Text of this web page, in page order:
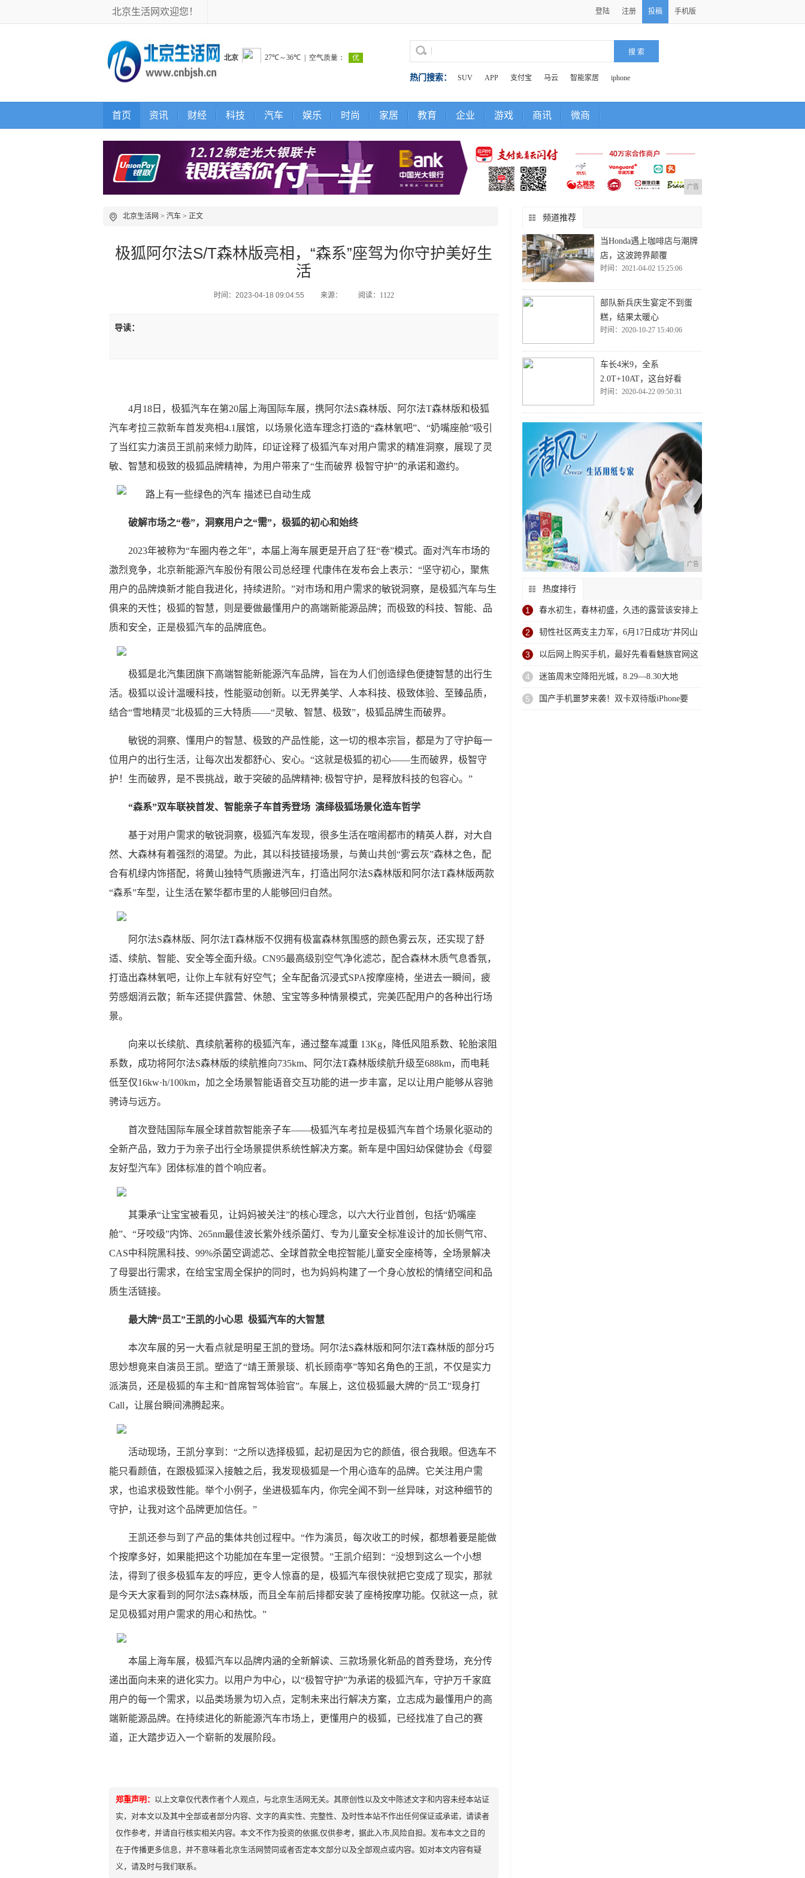
北京生活网欢迎您！ 登陆 注册 投稿 手机版
热门搜索： SUV APP 支付宝 马云 智能家居 iphone
首页 资讯 财经 科技 汽车 娱乐 时尚 家居 教育 企业 游戏 商讯 微商
广告
北京生活网 > 汽车 > 正文
极狐阿尔法S/T森林版亮相，“森系”座驾为你守护美好生
活
时间：2023-04-18 09:04:55 来源： 阅读：1122
导读：
4月18日，极狐汽车在第20届上海国际车展，携阿尔法S森林版、阿尔法T森林版和极狐
汽车考拉三款新车首发亮相4.1展馆，以场景化造车理念打造的“森林氧吧”、“奶嘴座舱”吸引
了当红实力演员王凯前来倾力助阵，印证诠释了极狐汽车对用户需求的精准洞察，展现了灵
敏、智慧和极致的极狐品牌精神，为用户带来了“生而破界 极智守护”的承诺和邀约。
破解市场之“卷”，洞察用户之“需”，极狐的初心和始终
2023年被称为“车圈内卷之年”，本届上海车展更是开启了狂“卷”模式。面对汽车市场的
激烈竞争，北京新能源汽车股份有限公司总经理 代康伟在发布会上表示：“坚守初心，聚焦
用户的品牌焕新才能自我进化，持续进阶。”对市场和用户需求的敏锐洞察，是极狐汽车与生
俱来的天性；极狐的智慧，则是要做最懂用户的高端新能源品牌；而极致的科技、智能、品
质和安全，正是极狐汽车的品牌底色。
极狐是北汽集团旗下高端智能新能源汽车品牌，旨在为人们创造绿色便捷智慧的出行生
活。极狐以设计温暖科技，性能驱动创新。以无界美学、人本科技、极致体验、至臻品质，
结合“雪地精灵”北极狐的三大特质——“灵敏、智慧、极致”，极狐品牌生而破界。
敏锐的洞察、懂用户的智慧、极致的产品性能，这一切的根本宗旨，都是为了守护每一
位用户的出行生活，让每次出发都舒心、安心。“这就是极狐的初心——生而破界，极智守
护！生而破界，是不畏挑战，敢于突破的品牌精神; 极智守护，是释放科技的包容心。”
“森系”双车联袂首发、智能亲子车首秀登场 演绎极狐场景化造车哲学
基于对用户需求的敏锐洞察，极狐汽车发现，很多生活在喧闹都市的精英人群，对大自
然、大森林有着强烈的渴望。为此，其以科技链接场景，与黄山共创“雾云灰”森林之色，配
合有机绿内饰搭配，将黄山独特气质搬进汽车，打造出阿尔法S森林版和阿尔法T森林版两款
“森系”车型，让生活在繁华都市里的人能够回归自然。
阿尔法S森林版、阿尔法T森林版不仅拥有极富森林氛围感的颜色雾云灰，还实现了舒
适、续航、智能、安全等全面升级。CN95最高级别空气净化滤芯，配合森林木质气息香氛，
打造出森林氧吧，让你上车就有好空气；全车配备沉浸式SPA按摩座椅，坐进去一瞬间，疲
劳感烟消云散；新车还提供露营、休憩、宝宝等多种情景模式，完美匹配用户的各种出行场
景。
向来以长续航、真续航著称的极狐汽车，通过整车减重 13Kg，降低风阻系数、轮胎滚阻
系数，成功将阿尔法S森林版的续航推向735km、阿尔法T森林版续航升级至688km，而电耗
低至仅16kw·h/100km，加之全场景智能语音交互功能的进一步丰富，足以让用户能够从容驰
骋诗与远方。
首次登陆国际车展全球首款智能亲子车——极狐汽车考拉是极狐汽车首个场景化驱动的
全新产品，致力于为亲子出行全场景提供系统性解决方案。新车是中国妇幼保健协会《母婴
友好型汽车》团体标准的首个响应者。
其秉承“让宝宝被看见，让妈妈被关注”的核心理念，以六大行业首创，包括“奶嘴座
舱”、“牙咬级”内饰、265nm最佳波长紫外线杀菌灯、专为儿童安全标准设计的加长侧气帘、
CAS中科院黑科技、99%杀菌空调滤芯、全球首款全电控智能儿童安全座椅等，全场景解决
了母婴出行需求，在给宝宝周全保护的同时，也为妈妈构建了一个身心放松的情绪空间和品
质生活链接。
最大牌“员工”王凯的小心思 极狐汽车的大智慧
本次车展的另一大看点就是明星王凯的登场。阿尔法S森林版和阿尔法T森林版的部分巧
思妙想竟来自演员王凯。塑造了“靖王萧景琰、机长顾南亭”等知名角色的王凯，不仅是实力
派演员，还是极狐的车主和“首席智驾体验官”。车展上，这位极狐最大牌的“员工”现身打
Call，让展台瞬间沸腾起来。
活动现场，王凯分享到：“之所以选择极狐，起初是因为它的颜值，很合我眼。但选车不
能只看颜值，在跟极狐深入接触之后，我发现极狐是一个用心造车的品牌。它关注用户需
求，也追求极致性能。举个小例子，坐进极狐车内，你完全闻不到一丝异味，对这种细节的
守护，让我对这个品牌更加信任。”
王凯还参与到了产品的集体共创过程中。“作为演员，每次收工的时候，都想着要是能做
个按摩多好，如果能把这个功能加在车里一定很赞。”王凯介绍到：“没想到这么一个小想
法，得到了很多极狐车友的呼应，更令人惊喜的是，极狐汽车很快就把它变成了现实，那就
是今天大家看到的阿尔法S森林版，而且全车前后排都安装了座椅按摩功能。仅就这一点，就
足见极狐对用户需求的用心和热忱。”
本届上海车展，极狐汽车以品牌内涵的全新解读、三款场景化新品的首秀登场，充分传
递出面向未来的进化实力。以用户为中心，以“极智守护”为承诺的极狐汽车，守护万千家庭
用户的每一个需求，以品类场景为切入点，定制未来出行解决方案，立志成为最懂用户的高
端新能源品牌。在持续进化的新能源汽车市场上，更懂用户的极狐，已经找准了自己的赛
道，正大踏步迈入一个崭新的发展阶段。
郑重声明： 以上文章仅代表作者个人观点，与北京生活网无关。其原创性以及文中陈述文字和内容未经本站证
实，对本文以及其中全部或者部分内容、文字的真实性、完整性、及时性本站不作出任何保证或承诺，请读者
仅作参考，并请自行核实相关内容。本文不作为投资的依据,仅供参考，据此入市,风险自担。发布本文之目的
在于传播更多信息，并不意味着北京生活网赞同或者否定本文部分以及全部观点或内容。如对本文内容有疑
义，请及时与我们联系。
频道推荐
当Honda遇上咖啡店与潮牌
店，这波跨界颠覆
时间：2021-04-02 15:25:06
部队新兵庆生宴定不到蛋
糕，结果太暖心
时间：2020-10-27 15:40:06
车长4米9，全系
2.0T+10AT，这台好看
时间：2020-04-22 09:50:31
广告
热度排行
1 春水初生，春林初盛，久违的露营该安排上
了
2 韧性社区两支主力军，6月17日成功“井冈山
3 以后网上购买手机，最好先看看魅族官网这
个
4 迷笛周末空降阳光城，8.29—8.30大地
5 国产手机噩梦来袭！双卡双待版iPhone要